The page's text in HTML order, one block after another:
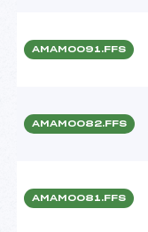
AMAM0091.FFS
AMAM0082.FFS
AMAM0081.FFS